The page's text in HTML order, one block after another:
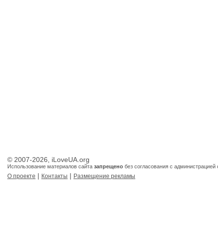
© 2007-2026, iLoveUA.org
Использование материалов сайта запрещено без согласования с администрацией
О проекте | Контакты | Размещение рекламы